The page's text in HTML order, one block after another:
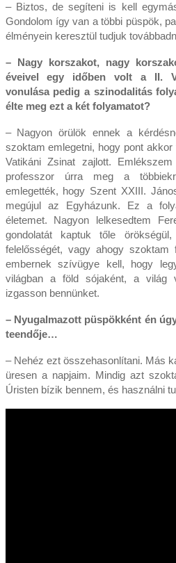
– Biztos, de segíteni is kell
Gondolom így van a többi püspök,
élményein keresztül tudjuk
– Nagy korszakot, nagy
éveivel egy időben volt a II.
vonulása pedig a szinodalitás
élte meg ezt a két folyamatot?
– Nagyon örülök ennek a
szoktam emlegetni, hogy pont
Vatikáni Zsinat zajlott.
professzor úrra meg a
emlegették, hogy Szent XXIII.
megújul az Egyházunk. Ez a
életemet. Nagyon lelkesedtem
gondolatát kaptuk tőle
felelősségét, vagy ahogy szoktam
embernek szívügye kell, hogy
világban a föld sójaként, a világ
izgasson bennünket.
– Nyugalmazott püspökként én
teendője…
– Nehéz ezt összehasonlítani. Más
üresen a napjaim. Mindig azt
Úristen bízik bennem, és használni